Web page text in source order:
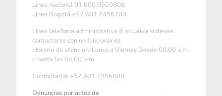
Linea nacional 01 800 0520808
Linea Bogotá +57 601 7456788
Linea telefonía administrativa (Exclusiva si desea
contactarse con un funcionario)
Horario de atención: Lunes a Viernes Desde 08:00 a.m.
– hasta las 04:00 p.m.
Conmutador +57 601 7956600
Denuncias por actos de